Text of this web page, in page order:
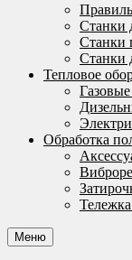
Станки
Станки
Станки
Тепловое
Обработка
Меню